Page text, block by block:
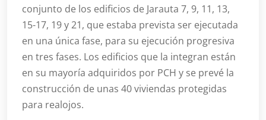
conjunto de los edificios de Jarauta 7, 9, 11, 13,
15-17, 19 y 21, que estaba prevista ser ejecutada
en una única fase, para su ejecución progresiva
en tres fases. Los edificios que la integran están
en su mayoría adquiridos por PCH y se prevé la
construcción de unas 40 viviendas protegidas
para realojos.